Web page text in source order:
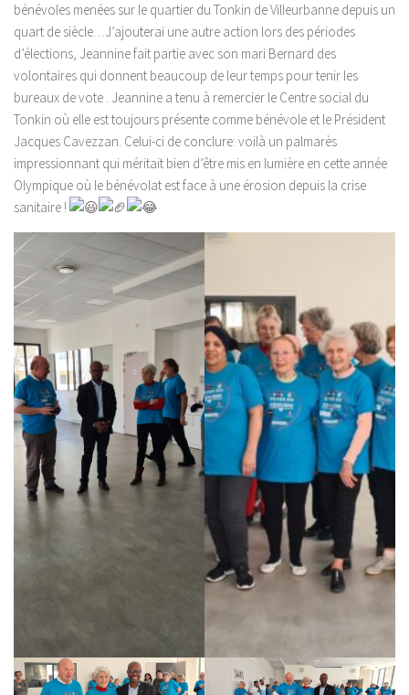
bénévoles menées sur le quartier du Tonkin de Villeurbanne depuis un
quart de siècle…J’ajouterai une autre action lors des périodes
d’élections, Jeannine fait partie avec son mari Bernard des
volontaires qui donnent beaucoup de leur temps pour tenir les
bureaux de vote . Jeannine a tenu à remercier le Centre social du
Tonkin où elle est toujours présente comme bénévole et le Président
Jacques Cavezzan. Celui-ci de conclure: voilà un palmarès
impressionnant qui méritait bien d’être mis en lumière en cette année
Olympique où le bénévolat est face à une érosion depuis la crise
sanitaire !